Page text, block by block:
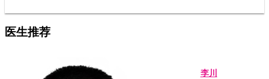
医生推荐
李川